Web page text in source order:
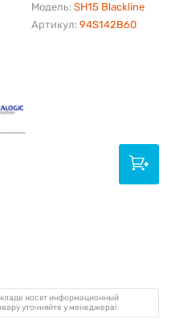
Модель: SH15 Blackline
Артикул: 94S142B60
носят информационный
товару уточняйте у менеджера!